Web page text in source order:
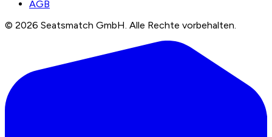
AGB
© 2026 Seatsmatch GmbH. Alle Rechte vorbehalten.